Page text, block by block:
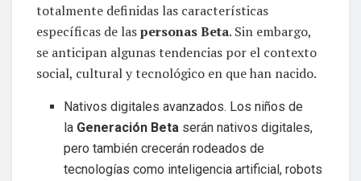
totalmente definidas las características
específicas de laspersonas Beta. Sin embargo,
se anticipan algunas tendencias por el contexto
social, cultural y tecnológico en que han nacido.
Nativos digitales avanzados. Los niños de
la Generación Beta serán nativos digitales,
pero también crecerán rodeados de
tecnologías como inteligencia artificial, robots